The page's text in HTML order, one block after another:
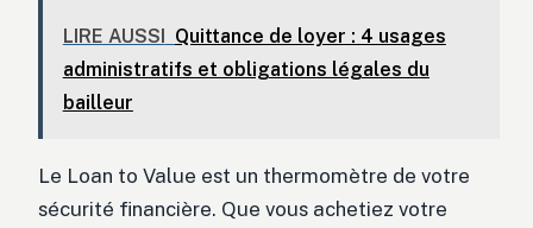
LIRE AUSSI
Quittance de loyer : 4 usages
administratifs et obligations légales du
bailleur
Le Loan to Value est un thermomètre de votre
sécurité financière. Que vous achetiez votre